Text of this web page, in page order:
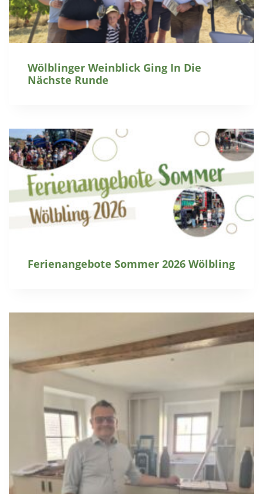
Wölblinger Weinblick Ging In Die
Nächste Runde
Ferienangebote Sommer 2026 Wölbling